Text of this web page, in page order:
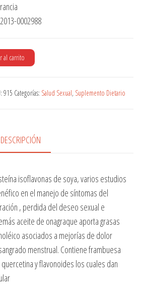
0002988
al carrito
915 Categorías: Salud Sexual, Suplemento Dietario
DESCRIPCIÓN
isoflavonas de soya, varios estudios
en el manejo de síntomas del
, perdida del deseo sexual e
aceite de onagraque aporta grasas
asociados a mejorías de dolor
menstrual. Contiene frambuesa
y flavonoides los cuales dan